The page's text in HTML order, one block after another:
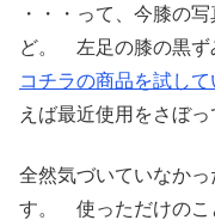
・・・って、今膝の
ど。 左足の膝の黒ず
コチラの商品を試して
えば最近使用をさぼっ
全然気づいていなか
す。 使っただけのこ